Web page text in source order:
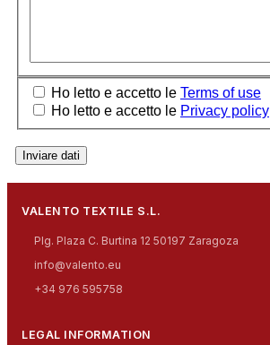
Ho letto e accetto le Terms of use
Ho letto e accetto le Privacy policy
Inviare dati
VALENTO TEXTILE S.L.
Plg. Plaza C. Burtina 12 50197 Zaragoza
info@valento.eu
+34 976 595758
LEGAL INFORMATION